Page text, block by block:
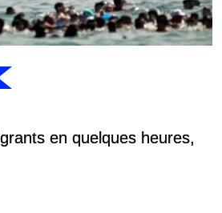
en quelques heures,